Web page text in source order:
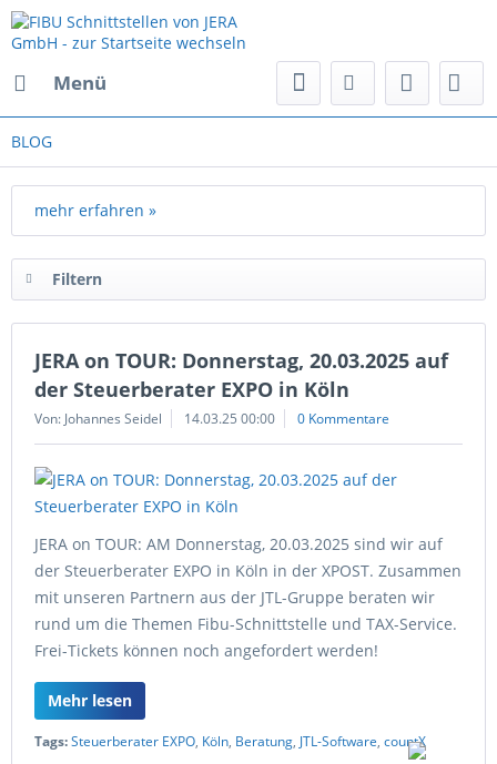
Menü
BLOG
mehr erfahren »
Filtern
JERA on TOUR: Donnerstag, 20.03.2025 auf
der Steuerberater EXPO in Köln
Von: Johannes Seidel 14.03.25 00:00 0 Kommentare
JERA on TOUR: AM Donnerstag, 20.03.2025 sind wir auf
der Steuerberater EXPO in Köln in der XPOST. Zusammen
mit unseren Partnern aus der JTL-Gruppe beraten wir
rund um die Themen Fibu-Schnittstelle und TAX-Service.
Frei-Tickets können noch angefordert werden!
Mehr lesen
Tags:Steuerberater EXPO, Köln, Beratung, JTL-Software, countX